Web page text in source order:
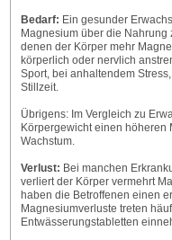
Bedarf: Ein gesunder
Magnesium über die Nahrung
denen der Körper mehr
körperlich oder nervlich
Sport, bei anhaltendem
Stillzeit.
Übrigens: Im Vergleich zu
Körpergewicht einen höheren
Wachstum.
Verlust: Bei manchen
verliert der Körper vermehrt
haben die Betroffenen einen
Magnesiumverluste treten
Entwässerungstabletten